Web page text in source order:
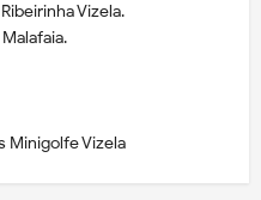
Vizela.
Minigolfe Vizela